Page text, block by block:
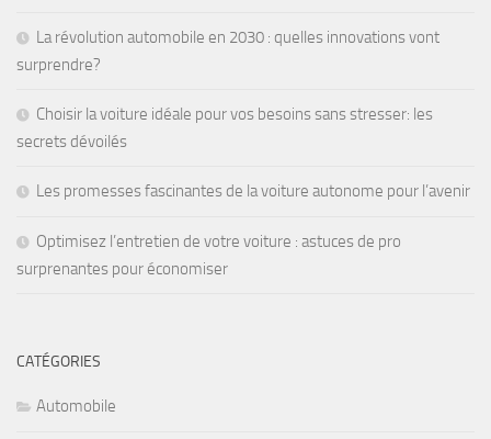
La révolution automobile en 2030 : quelles innovations vont
surprendre?
Choisir la voiture idéale pour vos besoins sans stresser: les
secrets dévoilés
Les promesses fascinantes de la voiture autonome pour l’avenir
Optimisez l’entretien de votre voiture : astuces de pro
surprenantes pour économiser
CATÉGORIES
Automobile